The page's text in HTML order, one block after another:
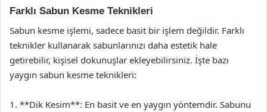
Farklı Sabun Kesme Teknikleri
Sabun kesme işlemi, sadece basit bir işlem değildir. Farklı
teknikler kullanarak sabunlarınızı daha estetik hale
getirebilir, kişisel dokunuşlar ekleyebilirsiniz. İşte bazı
yaygın sabun kesme teknikleri:
1. **Dik Kesim**: En basit ve en yaygın yöntemdir. Sabunu